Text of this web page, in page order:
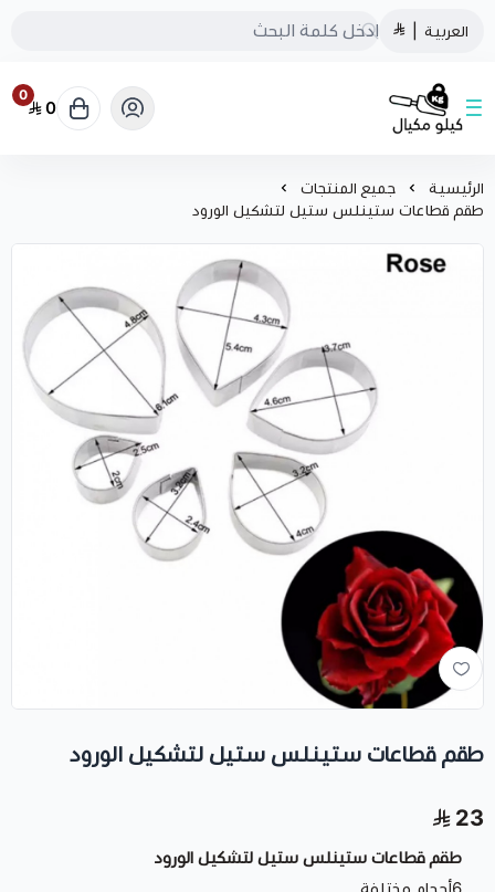
العربية
كيلو مكيال
0
0
الرئيسية
جميع المنتجات
طقم قطاعات ستينلس ستيل لتشكيل الورود
طقم قطاعات ستينلس ستيل لتشكيل الورود
23
طقم قطاعات ستينلس ستيل لتشكيل الورود
6أحجام مختلفة